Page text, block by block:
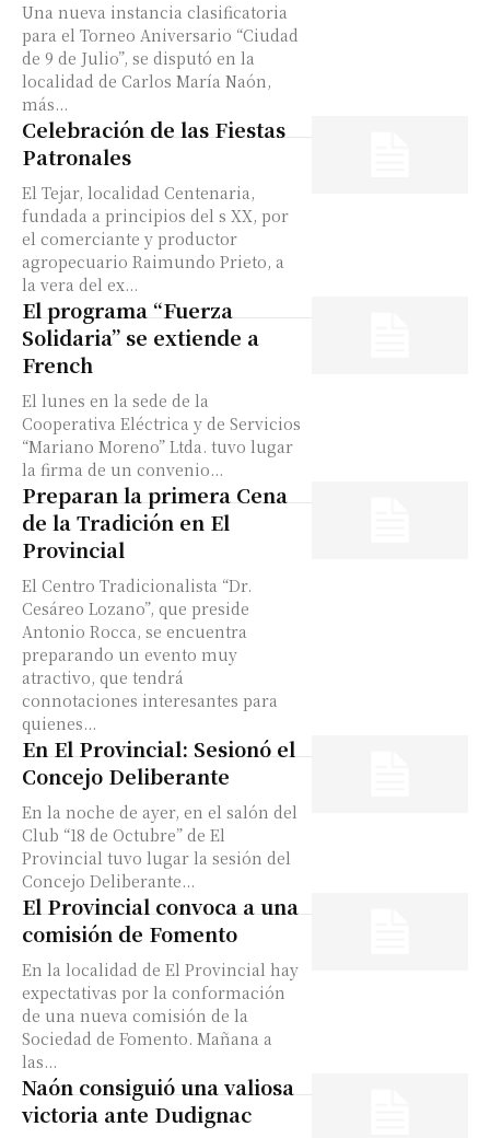
Una nueva instancia clasificatoria
para el Torneo Aniversario “Ciudad
de 9 de Julio”, se disputó en la
localidad de Carlos María Naón,
más...
Celebración de las Fiestas
Patronales
El Tejar, localidad Centenaria,
fundada a principios del s XX, por
el comerciante y productor
agropecuario Raimundo Prieto, a
la vera del ex...
El programa “Fuerza
Solidaria” se extiende a
French
El lunes en la sede de la
Cooperativa Eléctrica y de Servicios
“Mariano Moreno” Ltda. tuvo lugar
la firma de un convenio...
Preparan la primera Cena
de la Tradición en El
Provincial
El Centro Tradicionalista “Dr.
Cesáreo Lozano”, que preside
Antonio Rocca, se encuentra
preparando un evento muy
atractivo, que tendrá
connotaciones interesantes para
quienes...
En El Provincial: Sesionó el
Concejo Deliberante
En la noche de ayer, en el salón del
Club “18 de Octubre” de El
Provincial tuvo lugar la sesión del
Concejo Deliberante...
El Provincial convoca a una
comisión de Fomento
En la localidad de El Provincial hay
expectativas por la conformación
de una nueva comisión de la
Sociedad de Fomento. Mañana a
las...
Naón consiguió una valiosa
victoria ante Dudignac